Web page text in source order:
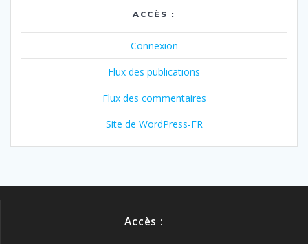
ACCÈS :
Connexion
Flux des publications
Flux des commentaires
Site de WordPress-FR
Accès :